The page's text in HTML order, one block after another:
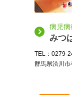
病児
みつ
TEL：0279-
群馬県渋川